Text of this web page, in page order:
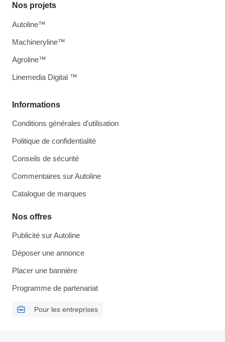
Informations
Conditions générales d'utilisation
Politique de confidentialité
Conseils de sécurité
Commentaires sur Autoline
Catalogue de marques
Nos offres
Publicité sur Autoline
Déposer une annonce
Placer une bannière
Programme de partenariat
Pour les entreprises
Nos projets
Autoline™
Machineryline™
Agroline™
Linemedia Digital ™